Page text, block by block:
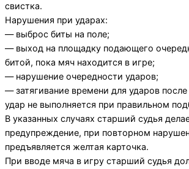
свистка.
Нарушения при ударах:
— выброс биты на поле;
— выход на площадку подающего
битой, пока мяч находится в игре;
— нарушение очередности ударов;
— затягивание времени для ударов после
удар не выполняется при правильном
В указанных случаях старший судья
предупреждение, при повторном
предъявляется желтая карточка.
При вводе мяча в игру старший судья